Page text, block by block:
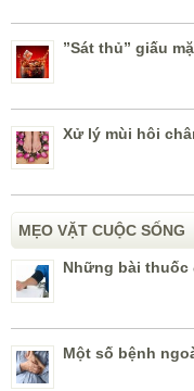
”Sát thủ” giấu
Xử lý mùi hôi
MẸO VẶT CUỘC SỐNG
Những bài thuốc
Một số bệnh